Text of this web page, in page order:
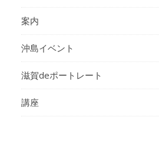
案内
沖島イベント
滋賀deポートレート
講座